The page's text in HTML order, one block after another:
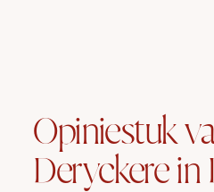
Opiniestuk
Deryckere in